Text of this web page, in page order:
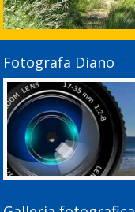
Fotografa Diano